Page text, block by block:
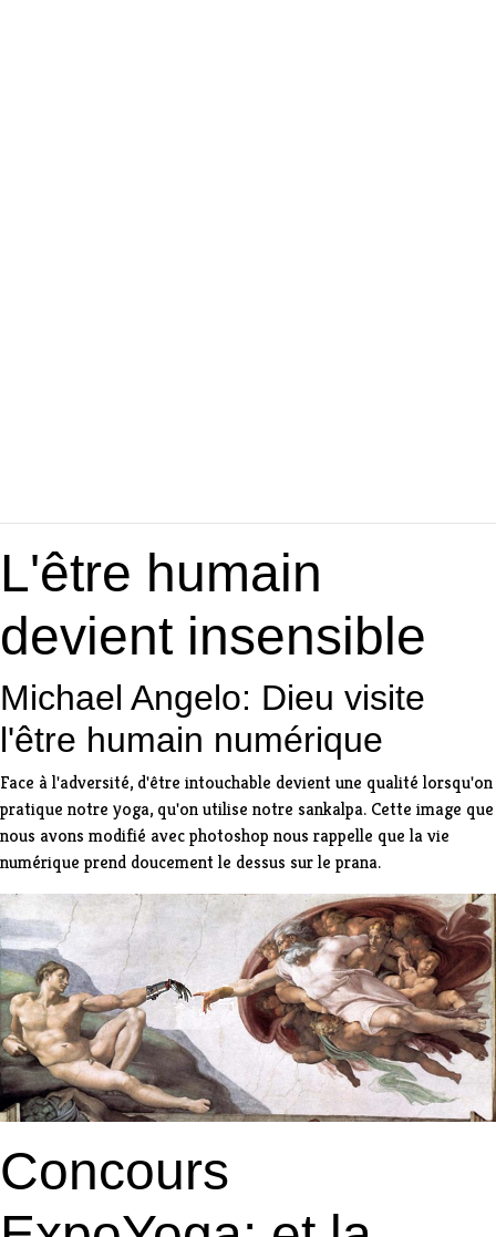
L'être humain
devient insensible
Michael Angelo: Dieu visite
l'être humain numérique
Face à l'adversité, d'être intouchable devient une qualité lorsqu'on
pratique notre yoga, qu'on utilise notre sankalpa. Cette image que
nous avons modifié avec photoshop nous rappelle que la vie
numérique prend doucement le dessus sur le prana.
Concours